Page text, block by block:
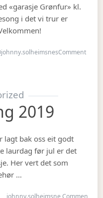
«garasje Grønfur» kl.
i det vi trur er
johnny.solheimsnesCommenton
2019
lagt bak oss eit godt
laurdag før jul er det
Her vert det som
…